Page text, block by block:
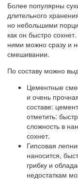
Более популярны
длительного
но небольшими
как он быстро
ними можно сразу и
смешивании.
По составу можно
Цементные
и очень
составе:
отметить:
сложность в
сохнет.
Гипсовая
наносится,
грибку и
недостаткам